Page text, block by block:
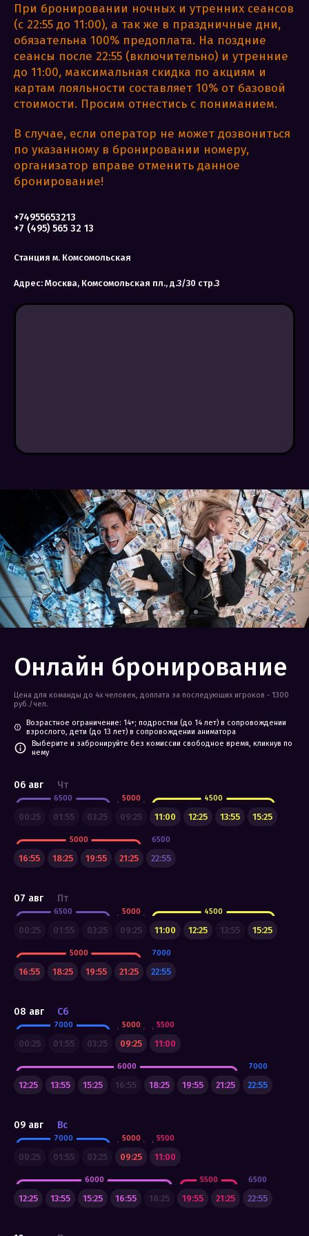
Квесты
При бронировании ночных и утренних сеансов
(с 22:55 до 11:00), а так же в праздничные дни,
обязательна 100% предоплата. На поздние
сеансы после 22:55 (включительно) и утренние
до 11:00, максимальная скидка по акциям и
картам лояльности составляет 10% от базовой
стоимости. Просим отнестись с пониманием.
В случае, если оператор не может дозвониться
по указанному в бронировании номеру,
организатор вправе отменить данное
бронирование!
+74955653213
+7 (495) 565 32 13
Станция м. Комсомольская
Адрес: Москва, Комсомольская пл., д.3/30 стр.3
Онлайн бронирование
Цена для команды до 4х человек, доплата за последующих игроков - 1300
руб./чел.
Возрастное ограничение: 14+; подростки (до 14 лет) в сопровождении
взрослого, дети (до 13 лет) в сопровождении аниматора
Выберите и забронируйте без комиссии свободное время, кликнув по
нему
06 авг Чт
6500
00:25 01:55 03:25
5000
09:25
4500
11:00 12:25 13:55 15:25
5000
16:55 18:25 19:55 21:25
6500
22:55
07 авг Пт
6500
00:25 01:55 03:25
5000
09:25
4500
11:00 12:25 13:55 15:25
5000
16:55 18:25 19:55 21:25
7000
22:55
08 авг Сб
7000
00:25 01:55 03:25
5000
09:25
5500
11:00
6000
12:25 13:55 15:25 16:55 18:25 19:55 21:25
7000
22:55
09 авг Вс
7000
00:25 01:55 03:25
5000
09:25
5500
11:00
6000
12:25 13:55 15:25 16:55 18:25
5500
19:55 21:25
6500
22:55